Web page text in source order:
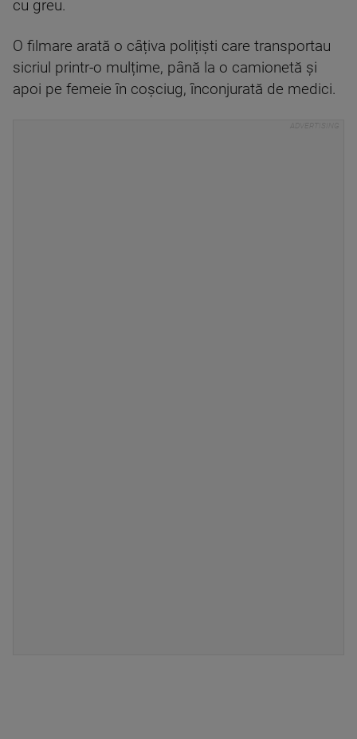
cu greu.
O filmare arată o câțiva polițiști care transportau
sicriul printr-o mulțime, până la o camionetă și
apoi pe femeie în coșciug, înconjurată de medici.